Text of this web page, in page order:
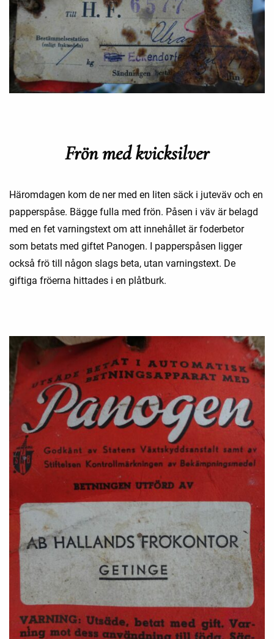
Frön med kvicksilver
Häromdagen kom de ner med en liten säck i juteväv och en
papperspåse. Bägge fulla med frön. Påsen i väv är belagd
med en fet varningstext om att innehållet är foderbetor
som betats med giftet Panogen. I papperspåsen ligger
också frö till någon slags beta, utan varningstext. De
giftiga fröerna hittades i en plåtburk.